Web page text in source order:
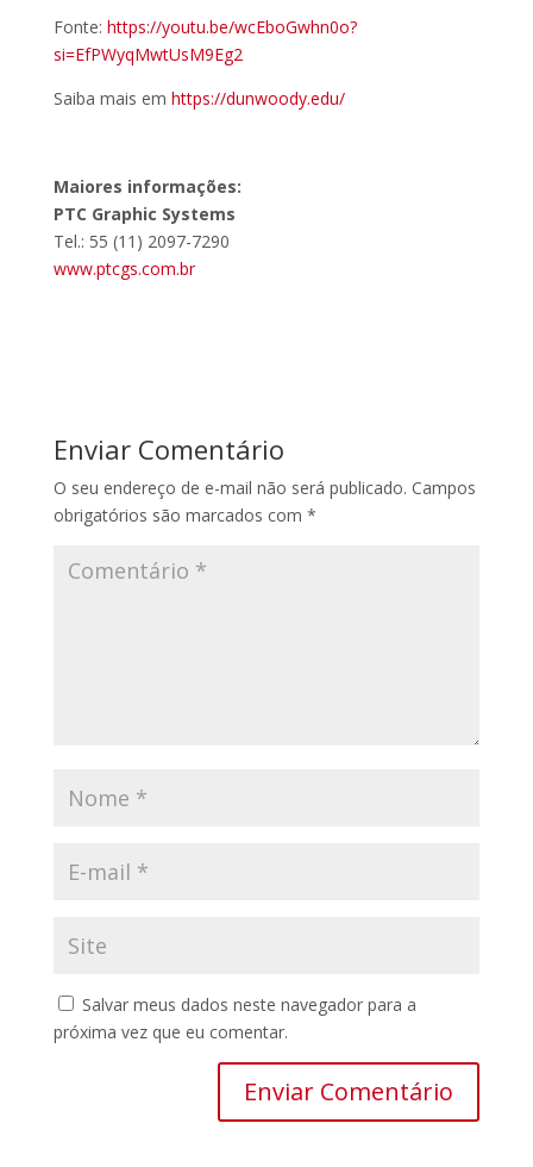
Fonte: https://youtu.be/wcEboGwhn0o?
si=EfPWyqMwtUsM9Eg2
Saiba mais em https://dunwoody.edu/
Maiores informações:
PTC Graphic Systems
Tel.: 55 (11) 2097-7290
www.ptcgs.com.br
Enviar Comentário
O seu endereço de e-mail não será publicado. Campos
obrigatórios são marcados com *
Salvar meus dados neste navegador para a
próxima vez que eu comentar.